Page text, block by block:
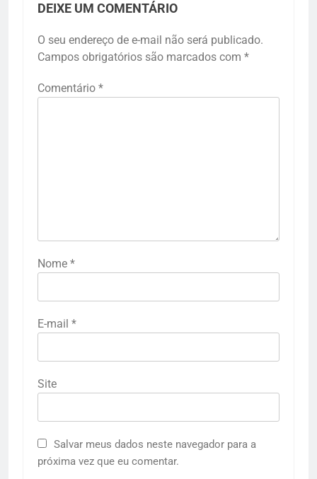
DEIXE UM COMENTÁRIO
O seu endereço de e-mail não será publicado.
Campos obrigatórios são marcados com *
Comentário *
Nome *
E-mail *
Site
Salvar meus dados neste navegador para a
próxima vez que eu comentar.